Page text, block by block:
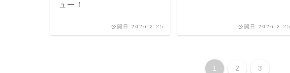
ュー！
公開日 2026.2.25 公開日 2026.2.25
1 2 3